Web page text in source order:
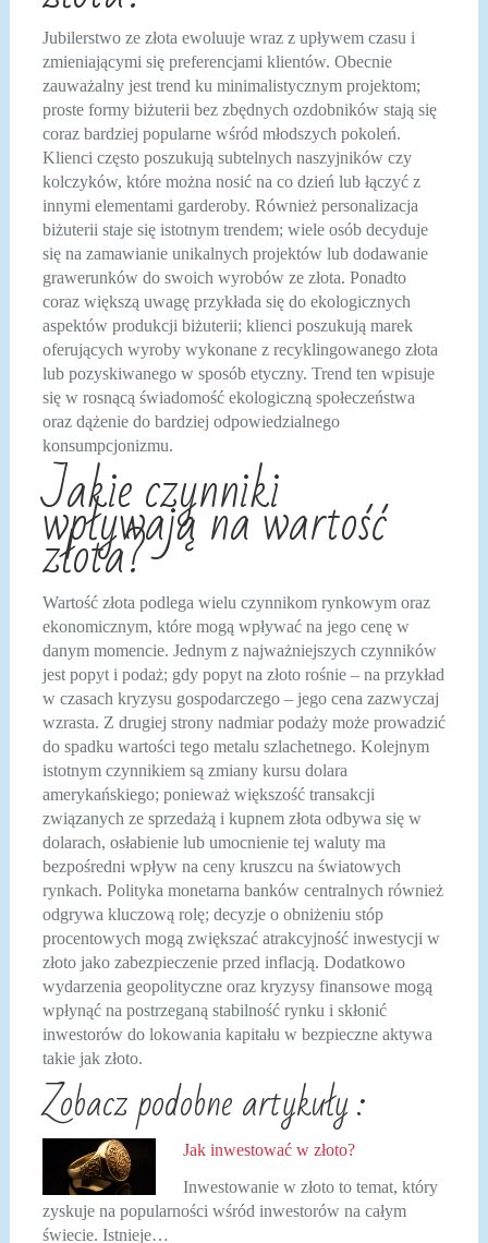
Jubilerstwo ze złota ewoluuje wraz z upływem czasu i
zmieniającymi się preferencjami klientów. Obecnie
zauważalny jest trend ku minimalistycznym projektom;
proste formy biżuterii bez zbędnych ozdobników stają się
coraz bardziej popularne wśród młodszych pokoleń.
Klienci często poszukują subtelnych naszyjników czy
kolczyków, które można nosić na co dzień lub łączyć z
innymi elementami garderoby. Również personalizacja
biżuterii staje się istotnym trendem; wiele osób decyduje
się na zamawianie unikalnych projektów lub dodawanie
grawerunków do swoich wyrobów ze złota. Ponadto
coraz większą uwagę przykłada się do ekologicznych
aspektów produkcji biżuterii; klienci poszukują marek
oferujących wyroby wykonane z recyklingowanego złota
lub pozyskiwanego w sposób etyczny. Trend ten wpisuje
się w rosnącą świadomość ekologiczną społeczeństwa
oraz dążenie do bardziej odpowiedzialnego
konsumpcjonizmu.
Jakie czynniki
wpływają na wartość
złota?
Wartość złota podlega wielu czynnikom rynkowym oraz
ekonomicznym, które mogą wpływać na jego cenę w
danym momencie. Jednym z najważniejszych czynników
jest popyt i podaż; gdy popyt na złoto rośnie – na przykład
w czasach kryzysu gospodarczego – jego cena zazwyczaj
wzrasta. Z drugiej strony nadmiar podaży może prowadzić
do spadku wartości tego metalu szlachetnego. Kolejnym
istotnym czynnikiem są zmiany kursu dolara
amerykańskiego; ponieważ większość transakcji
związanych ze sprzedażą i kupnem złota odbywa się w
dolarach, osłabienie lub umocnienie tej waluty ma
bezpośredni wpływ na ceny kruszcu na światowych
rynkach. Polityka monetarna banków centralnych również
odgrywa kluczową rolę; decyzje o obniżeniu stóp
procentowych mogą zwiększać atrakcyjność inwestycji w
złoto jako zabezpieczenie przed inflacją. Dodatkowo
wydarzenia geopolityczne oraz kryzysy finansowe mogą
wpłynąć na postrzeganą stabilność rynku i skłonić
inwestorów do lokowania kapitału w bezpieczne aktywa
takie jak złoto.
Zobacz podobne artykuły :
Jak inwestować w złoto?
Inwestowanie w złoto to temat, który
zyskuje na popularności wśród inwestorów na całym
świecie. Istnieje…